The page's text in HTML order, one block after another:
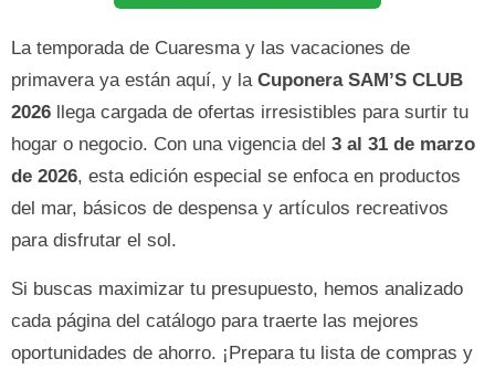
La temporada de Cuaresma y las vacaciones de
primavera ya están aquí, y la Cuponera SAM’S CLUB
2026 llega cargada de ofertas irresistibles para surtir tu
hogar o negocio. Con una vigencia del 3 al 31 de marzo
de 2026, esta edición especial se enfoca en productos
del mar, básicos de despensa y artículos recreativos
para disfrutar el sol.
Si buscas maximizar tu presupuesto, hemos analizado
cada página del catálogo para traerte las mejores
oportunidades de ahorro. ¡Prepara tu lista de compras y